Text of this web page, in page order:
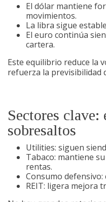
El dólar mantiene
movimientos.
La libra sigue
El euro continúa
cartera.
Este equilibrio reduce la
refuerza la previsibilidad
Sectores clave:
sobresaltos
Utilities: siguen
Tabaco: mantiene
rentas.
Consumo
REIT: ligera mejora